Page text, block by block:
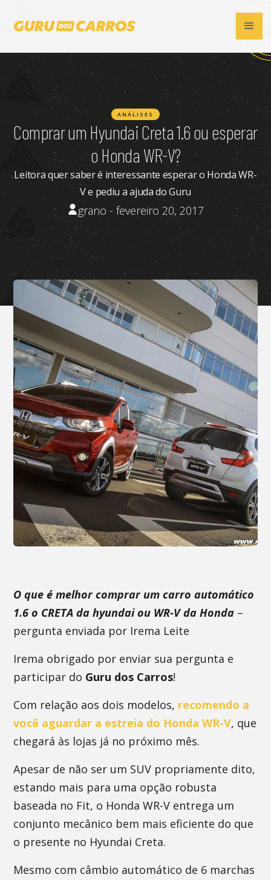
ANÁLISES
Comprar um Hyundai Creta 1.6 ou esperar
o Honda WR-V?
Leitora quer saber é interessante esperar o Honda WR-
V e pediu a ajuda do Guru
grano - fevereiro 20, 2017
O que é melhor comprar um carro automático
1.6 o CRETA da hyundai ou WR-V da Honda –
pergunta enviada por Irema Leite
Irema obrigado por enviar sua pergunta e
participar do Guru dos Carros!
Com relação aos dois modelos, recomendo a
você aguardar a estreia do Honda WR-V, que
chegará às lojas já no próximo mês.
Apesar de não ser um SUV propriamente dito,
estando mais para uma opção robusta
baseada no Fit, o Honda WR-V entrega um
conjunto mecânico bem mais eficiente do que
o presente no Hyundai Creta.
Mesmo com câmbio automático de 6 marchas